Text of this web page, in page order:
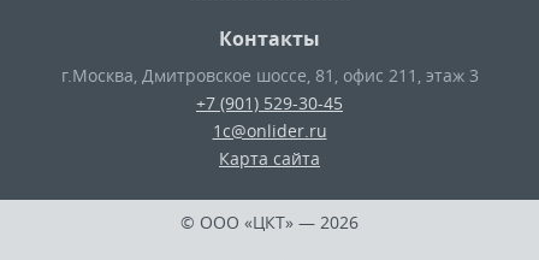
Контакты
г.Москва Дмитровское шоссе, 81, офис 211, этаж 3
+7 (901) 529-30-45
1c@onlider.ru
Карта сайта
© ООО «ЦКТ» — 2026